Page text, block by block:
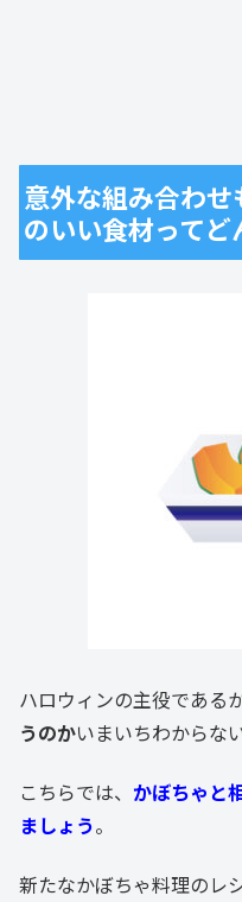
意外な組み合わ
のいい食材ってど
ハロウィンの主役である
うのかいまいちわからな
こちらでは、 かぼちゃと
ましょう。
新たなかぼちゃ料理のレ